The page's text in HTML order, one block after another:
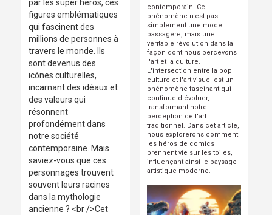
par les super héros, ces
figures emblématiques
qui fascinent des
millions de personnes à
travers le monde. Ils
sont devenus des
icônes culturelles,
incarnant des idéaux et
des valeurs qui
résonnent
profondément dans
notre société
contemporaine. Mais
saviez-vous que ces
personnages trouvent
souvent leurs racines
dans la mythologie
ancienne ? <br />Cet
contemporain. Ce
phénomène n'est pas
simplement une mode
passagère, mais une
véritable révolution dans la
façon dont nous percevons
l'art et la culture.
L'intersection entre la pop
culture et l'art visuel est un
phénomène fascinant qui
continue d'évoluer,
transformant notre
perception de l'art
traditionnel. Dans cet article,
nous explorerons comment
les héros de comics
prennent vie sur les toiles,
influençant ainsi le paysage
artistique moderne.